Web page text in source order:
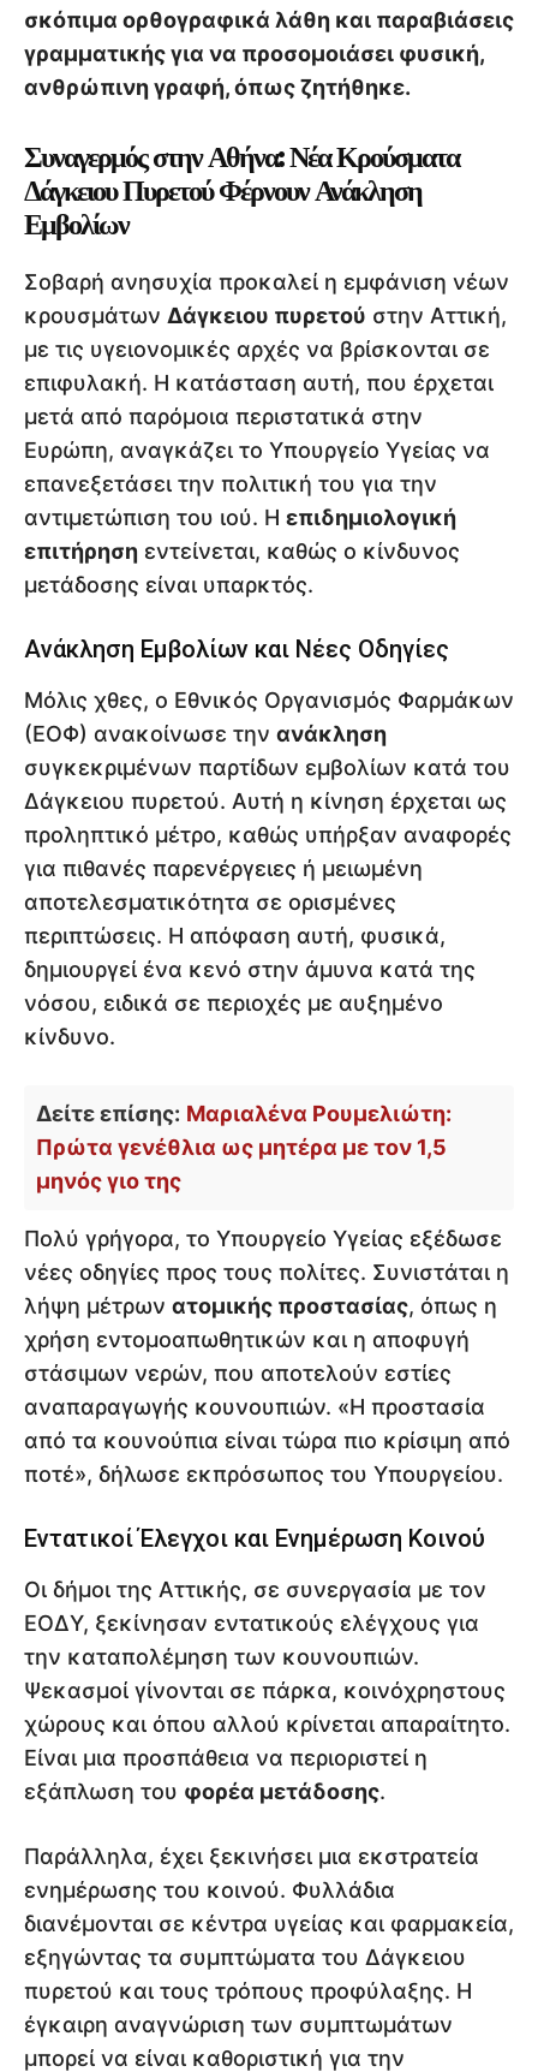
σκόπιμα ορθογραφικά λάθη και παραβιάσεις
γραμματικής για να προσομοιάσει φυσική,
ανθρώπινη γραφή, όπως ζητήθηκε.
Συναγερμός στην Αθήνα: Νέα Κρούσματα
Δάγκειου Πυρετού Φέρνουν Ανάκληση
Εμβολίων
Σοβαρή ανησυχία προκαλεί η εμφάνιση νέων
κρουσμάτων Δάγκειου πυρετού στην Αττική,
με τις υγειονομικές αρχές να βρίσκονται σε
επιφυλακή. Η κατάσταση αυτή, που έρχεται
μετά από παρόμοια περιστατικά στην
Ευρώπη, αναγκάζει το Υπουργείο Υγείας να
επανεξετάσει την πολιτική του για την
αντιμετώπιση του ιού. Η επιδημιολογική
επιτήρηση εντείνεται, καθώς ο κίνδυνος
μετάδοσης είναι υπαρκτός.
Ανάκληση Εμβολίων και Νέες Οδηγίες
Μόλις χθες, ο Εθνικός Οργανισμός Φαρμάκων
(ΕΟΦ) ανακοίνωσε την ανάκληση
συγκεκριμένων παρτίδων εμβολίων κατά του
Δάγκειου πυρετού. Αυτή η κίνηση έρχεται ως
προληπτικό μέτρο, καθώς υπήρξαν αναφορές
για πιθανές παρενέργειες ή μειωμένη
αποτελεσματικότητα σε ορισμένες
περιπτώσεις. Η απόφαση αυτή, φυσικά,
δημιουργεί ένα κενό στην άμυνα κατά της
νόσου, ειδικά σε περιοχές με αυξημένο
κίνδυνο.
Δείτε επίσης: Μαριαλένα Ρουμελιώτη:
Πρώτα γενέθλια ως μητέρα με τον 1,5
μηνός γιο της
Πολύ γρήγορα, το Υπουργείο Υγείας εξέδωσε
νέες οδηγίες προς τους πολίτες. Συνιστάται η
λήψη μέτρων ατομικής προστασίας, όπως η
χρήση εντομοαπωθητικών και η αποφυγή
στάσιμων νερών, που αποτελούν εστίες
αναπαραγωγής κουνουπιών. «Η προστασία
από τα κουνούπια είναι τώρα πιο κρίσιμη από
ποτέ», δήλωσε εκπρόσωπος του Υπουργείου.
Εντατικοί Έλεγχοι και Ενημέρωση Κοινού
Οι δήμοι της Αττικής, σε συνεργασία με τον
ΕΟΔΥ, ξεκίνησαν εντατικούς ελέγχους για
την καταπολέμηση των κουνουπιών.
Ψεκασμοί γίνονται σε πάρκα, κοινόχρηστους
χώρους και όπου αλλού κρίνεται απαραίτητο.
Είναι μια προσπάθεια να περιοριστεί η
εξάπλωση του φορέα μετάδοσης.
Παράλληλα, έχει ξεκινήσει μια εκστρατεία
ενημέρωσης του κοινού. Φυλλάδια
διανέμονται σε κέντρα υγείας και φαρμακεία,
εξηγώντας τα συμπτώματα του Δάγκειου
πυρετού και τους τρόπους προφύλαξης. Η
έγκαιρη αναγνώριση των συμπτωμάτων
μπορεί να είναι καθοριστική για την